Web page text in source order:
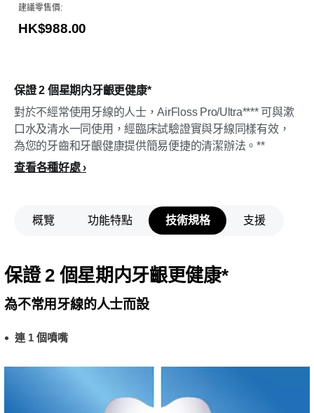
保證 2 個星期内牙齦更健康*
對於不經常使用牙線的人士，AirFloss Pro/Ultra**** 可與漱
口水及清水一同使用，經臨床試驗證實與牙線同樣有效，
為您的牙齒和牙齦健康提供簡易便捷的清潔辦法。**
查看各種好處
建議零售價:
HK$988.00
概覽 功能特點 技術規格 支援
保證 2 個星期内牙齦更健康*
為不常用牙線的人士而設
連 1 個噴嘴